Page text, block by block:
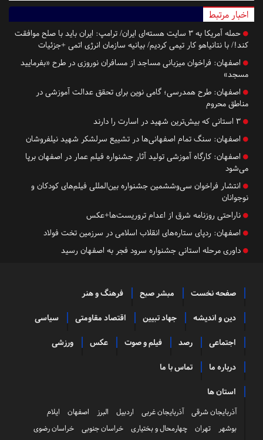
اخبار مرتبط
حمله آمریکا به ۳ سایت هسته‌ای ایران/ ترامپ: ایران باید با صلح موافقت
کند!/ با نتانیاهو کار تیمی کردیم/ بیانیه سازمان انرژی اتمی +جزئیات
اصفهان: فراخوان میزبانی مساجد از مسافران نوروزی در طرح «بفرمایید
مسجد»
اصفهان: طرح همدرسی؛ گامی نوین برای تحقق عدالت آموزشی در
مناطق محروم
۳ استانی که بیش‌ترین شهید در اسارت را دارند
اصفهان: سنگ تمام اصفهانی‌ها در تشییع سرلشکر شهید نیلفروشان
اصفهان: ​​​​​​​کارگاه آموزشی تولید آثار جشنواره فیلم عمار در اصفهان برپا
می‌شود
انتشار فراخوان سی‌و‌ششمین جشنواره بین‌المللی فیلم‌های کودکان و
نوجوانان
ناراحتی روزنامه شرق از اعدام تروریست‌ها+عکس
اصفهان: ردپای ستاره‌های انقلاب اسلامی در سرزمین تخت فولاد
داوری مرحله استانی جشنواره سرود فجر به اصفهان رسید
صفحه نخست مبشر صبح فرهنگ و هنر
دین و اندیشه جهاد تبیین اقتصاد مقاومتی سیاسی
اجتماعی رصد فیلم و صوت عکس ورزشی
درباره ما تماس با ما
استان ها
آذربایجان شرقی آذربایجان غربی اردبیل البرز اصفهان
ایلام
بوشهر
تهران چهارمحال و بختیاری خراسان جنوبی
خراسان رضوی